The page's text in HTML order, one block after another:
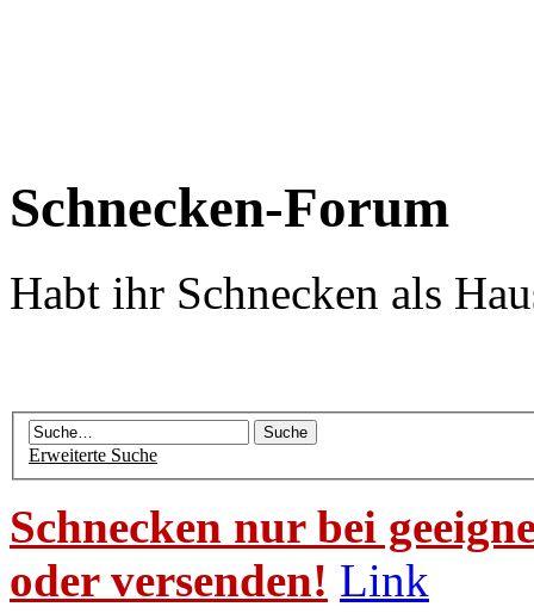
Schnecken-Forum
Habt ihr Schnecken als
Erweiterte Suche
Schnecken nur bei
oder versenden! Link